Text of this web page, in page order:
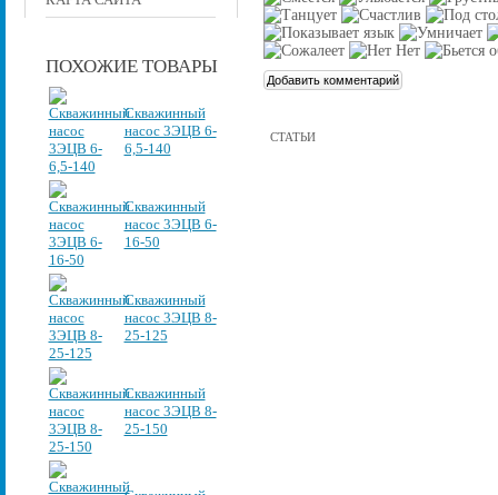
ПОХОЖИЕ ТОВАРЫ
Скважинный
насос 3ЭЦВ 6-
6,5-140
Скважинный
насос 3ЭЦВ 6-
16-50
Скважинный
насос 3ЭЦВ 8-
25-125
Скважинный
насос 3ЭЦВ 8-
25-150
СТАТЬИ